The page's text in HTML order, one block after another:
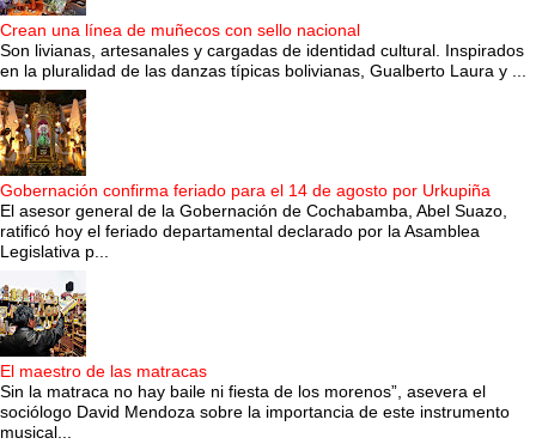
Crean una línea de muñecos con sello nacional
Son livianas, artesanales y cargadas de identidad cultural. Inspirados
en la pluralidad de las danzas típicas bolivianas, Gualberto Laura y ...
Gobernación confirma feriado para el 14 de agosto por Urkupiña
El asesor general de la Gobernación de Cochabamba, Abel Suazo,
ratificó hoy el feriado departamental declarado por la Asamblea
Legislativa p...
El maestro de las matracas
Sin la matraca no hay baile ni fiesta de los morenos”, asevera el
sociólogo David Mendoza sobre la importancia de este instrumento
musical...